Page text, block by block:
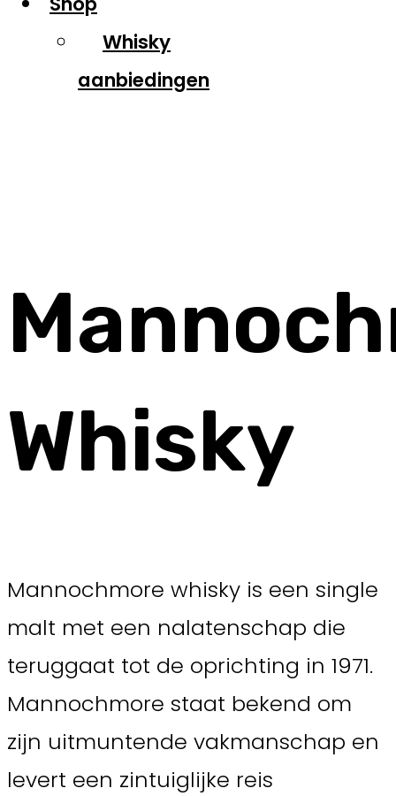
Whisky
aanbiedingen
Whisky
Mannochmore whisky is een single
malt met een nalatenschap die
teruggaat tot de oprichting in 1971.
Mannochmore staat bekend om
zijn uitmuntende vakmanschap en
levert een zintuiglijke reis